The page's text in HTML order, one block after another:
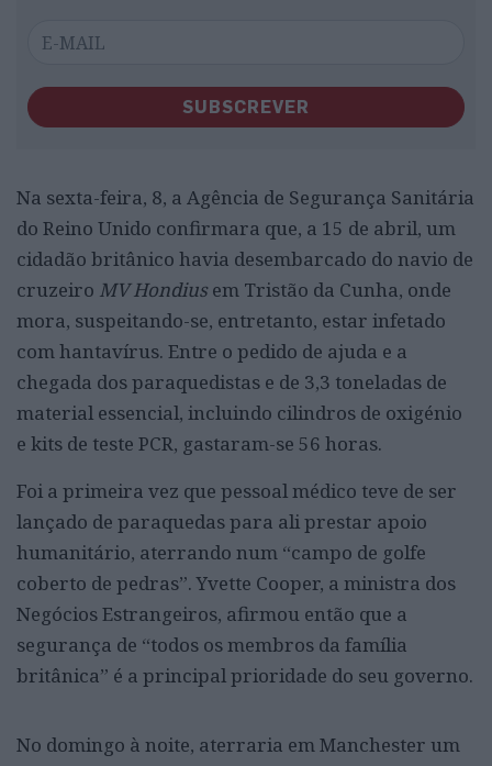
SUBSCREVER
Na sexta-feira, 8, a Agência de Segurança Sanitária
do Reino Unido confirmara que, a 15 de abril, um
cidadão britânico havia desembarcado do navio de
cruzeiro MV Hondius em Tristão da Cunha, onde
mora, suspeitando-se, entretanto, estar infetado
com hantavírus. Entre o pedido de ajuda e a
chegada dos paraquedistas e de 3,3 toneladas de
material essencial, incluindo cilindros de oxigénio
e kits de teste PCR, gastaram-se 56 horas.
Foi a primeira vez que pessoal médico teve de ser
lançado de paraquedas para ali prestar apoio
humanitário, aterrando num “campo de golfe
coberto de pedras”. Yvette Cooper, a ministra dos
Negócios Estrangeiros, afirmou então que a
segurança de “todos os membros da família
britânica” é a principal prioridade do seu governo.
No domingo à noite, aterraria em Manchester um